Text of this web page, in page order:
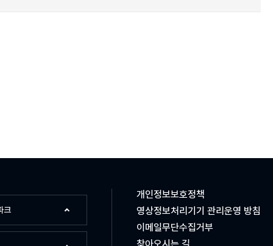
크
개인정보보호정책
영상정보처리기기 관리운영 방침
이메일무단수집거부